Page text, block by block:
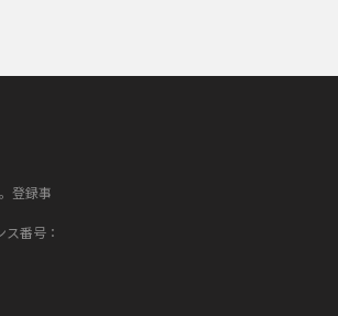
登録事
番号：